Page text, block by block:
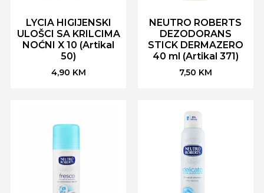
LYCIA HIGIJENSKI
ULOŠCI SA KRILCIMA
NOĆNI X 10 (Artikal
50)
4,90 KM
NEUTRO ROBERTS
DEZODORANS
STICK DERMAZERO
40 ml (Artikal 371)
7,50 KM